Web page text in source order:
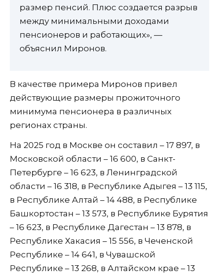
размер пенсий. Плюс создается разрыв
между минимальными доходами
пенсионеров и работающих», —
объяснил Миронов.
В качестве примера Миронов привел
действующие размеры прожиточного
минимума пенсионера в различных
регионах страны.
На 2025 год в Москве он составил – 17 897, в
Московской области – 16 600, в Санкт-
Петербурге – 16 623, в Ленинградской
области – 16 318, в Республике Адыгея – 13 115,
в Республике Алтай – 14 488, в Республике
Башкортостан – 13 573, в Республике Бурятия
– 16 623, в Республике Дагестан – 13 878, в
Республике Хакасия – 15 556, в Чеченской
Республике – 14 641, в Чувашской
Республике – 13 268, в Алтайском крае – 13